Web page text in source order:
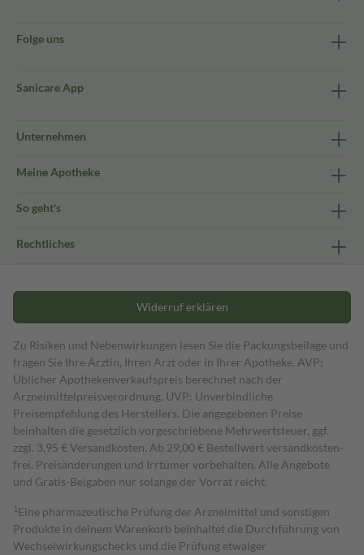
Folge uns
Sanicare App
Unternehmen
Meine Apotheke
So geht's
Rechtliches
Widerruf erklären
Zu Risiken und Nebenwirkungen lesen Sie die Packungsbeilage und
fragen Sie Ihre Ärztin, Ihren Arzt oder in Ihrer Apotheke. AVP:
Üblicher Apothekenverkaufspreis berechnet nach der
Arzneimittelpreisverordnung. UVP: Unverbindliche
Preisempfehlung des Herstellers. Die angegebenen Preise
beinhalten die gesetzlich vorgeschriebene Mehrwertsteuer, ggf.
zzgl. 3,95 € Versandkosten. Ab 29,00 € Bestell­wert versand­kosten­
frei. Preisänderungen und Irrtümer vorbehalten. Alle Angebote
und Gratis-Beigaben nur solange der Vorrat reicht.
1 Eine pharmazeutische Prüfung der Arzneimittel und sonstigen
Produkte in deinem Warenkorb beinhaltet die Durchführung von
Wechselwirkungschecks und die Prüfung etwaiger